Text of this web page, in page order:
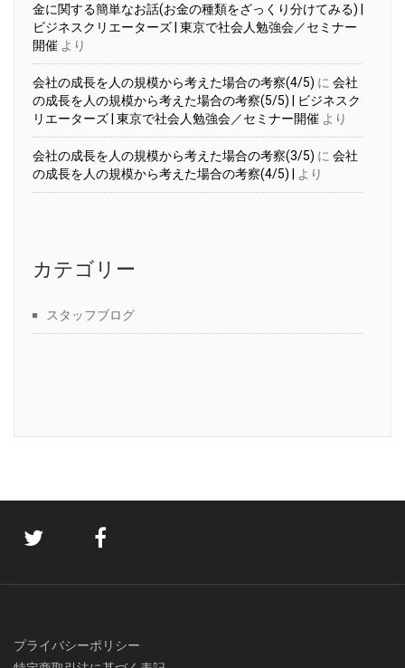
金に関する簡単なお話(お金の種類をざっくり分けてみる) |
ビジネスクリエーターズ | 東京で社会人勉強会／セミナー
開催 より
会社の成長を人の規模から考えた場合の考察(4/5) に 会社
の成長を人の規模から考えた場合の考察(5/5) | ビジネスク
リエーターズ | 東京で社会人勉強会／セミナー開催 より
会社の成長を人の規模から考えた場合の考察(3/5) に 会社
の成長を人の規模から考えた場合の考察(4/5) |
より
カテゴリー
スタッフブログ
プライバシーポリシー